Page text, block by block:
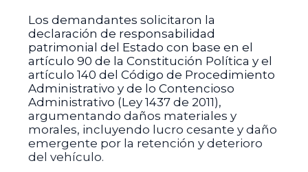
Los demandantes solicitaron la
declaración de responsabilidad
patrimonial del Estado con base en el
artículo 90 de la Constitución Política y el
artículo 140 del Código de Procedimiento
Administrativo y de lo Contencioso
Administrativo (Ley 1437 de 2011),
argumentando daños materiales y
morales, incluyendo lucro cesante y daño
emergente por la retención y deterioro
del vehículo.